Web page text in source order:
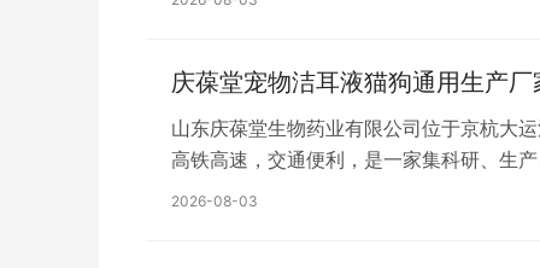
庆葆堂宠物洁耳液猫狗通用生产厂
山东庆葆堂生物药业有限公司位于京杭大
高铁高速，交通便利，是一家集科研、
平方米，建设高标准净化生产车间、省级
2026-08-03